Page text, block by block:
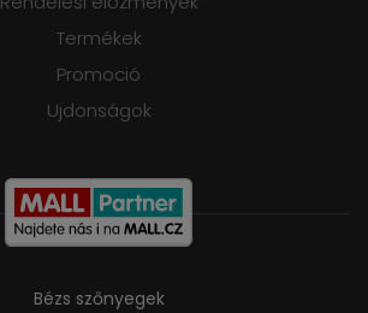
Termékek
Promoció
Ujdonságok
Bézs szőnyegek